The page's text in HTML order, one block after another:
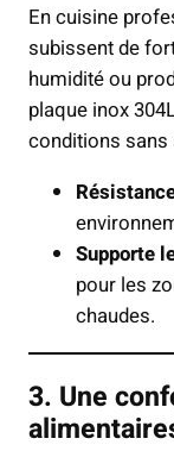
En cuisine
subissent de
humidité ou
plaque inox
conditions sans
Supporte
pour les
chaudes.
3. Une